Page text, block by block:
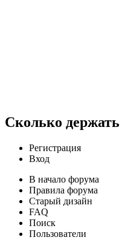
Сколько держать
Регистрация
Вход
В начало форума
Правила форума
Старый дизайн
FAQ
Поиск
Пользователи